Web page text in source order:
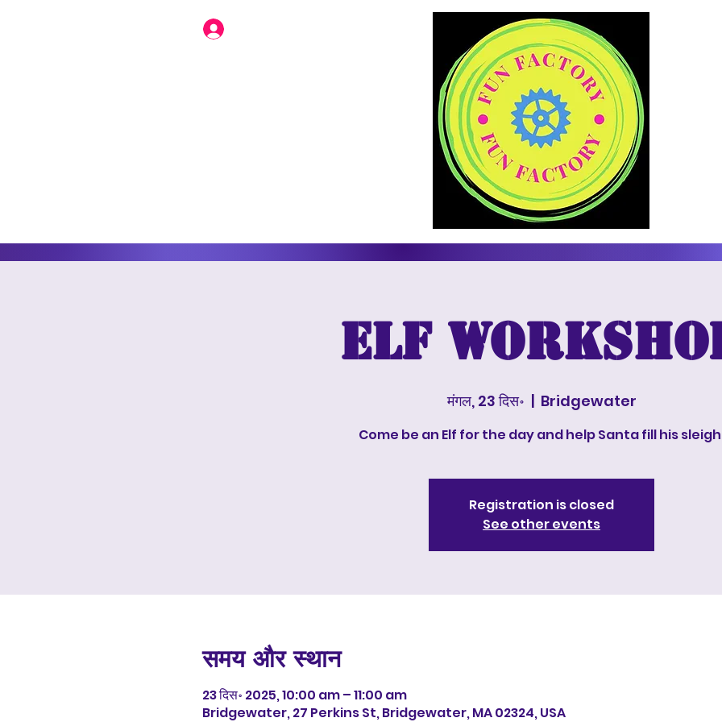
Elf
मंगल, 23 दिस॰
  |
Bridgewater
Come be an Elf for the day and help Santa fill his
Registration is closed
See other events
समय और स्थान
23 दिस॰ 2025, 10:00 am – 11:00 am
Bridgewater, 27 Perkins St, Bridgewater, MA 02324, USA